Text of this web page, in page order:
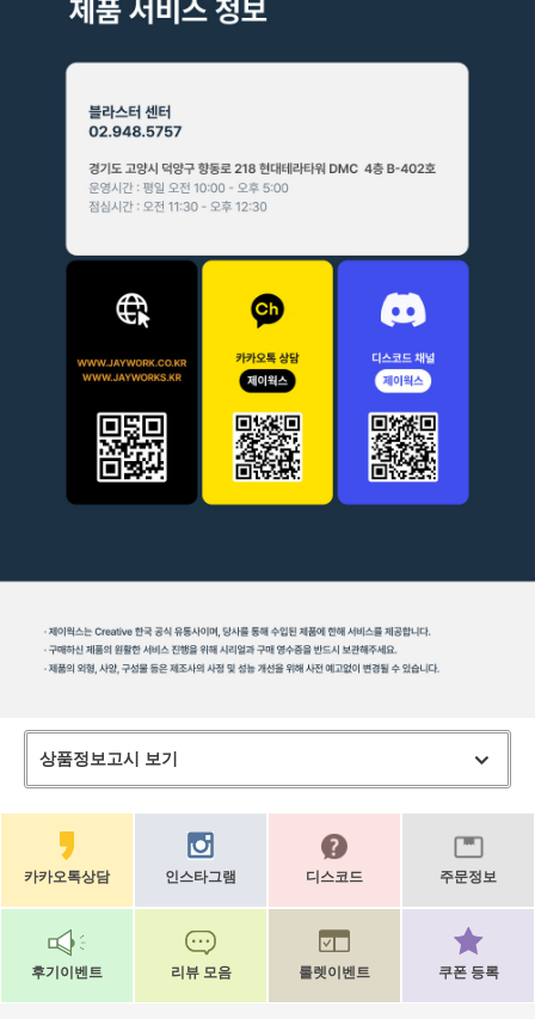
상품정보고시 보기
카카오톡상담 인스타그램 디스코드 주문정보
후기이벤트 리뷰 모음 룰렛이벤트 쿠폰 등록